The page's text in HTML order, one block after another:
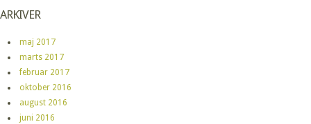
ARKIVER
maj 2017
marts 2017
februar 2017
oktober 2016
august 2016
juni 2016